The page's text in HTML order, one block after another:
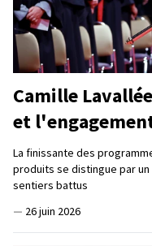
Camille
et
La finissante des
produits se distingue par
sentiers battus
— 26 juin 2026